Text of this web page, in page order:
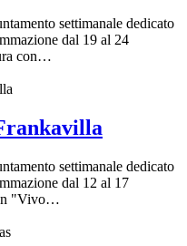
settimanale dedicato
dal 19 al 24
con…
settimanale dedicato
dal 12 al 17
"Vivo…